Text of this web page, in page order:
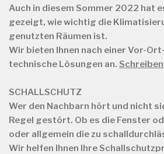
Auch in diesem Sommer 2022 hat
gezeigt, wie wichtig die
genutzten Räumen ist.
Wir bieten Ihnen nach einer Vor-
technische Lösungen an.
SCHALLSCHUTZ
Wer den Nachbarn hört und nicht
Regel gestört. Ob es die Fenster
oder allgemein die zu
Wir helfen Ihnen Ihre